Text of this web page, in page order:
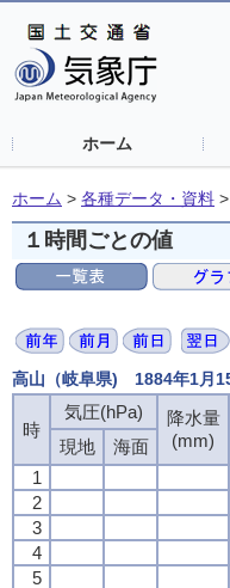
ホーム
ホーム > 各種データ・資料 >
１時間ごとの値
高山（岐阜県) 1884年1月
時
気圧(hPa)
降水量
(mm)
現地
海面
1
2
3
4
5